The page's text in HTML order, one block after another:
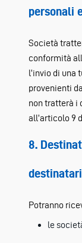
personali
Società
conformità
l’invio di una
provenienti
non tratterà i
all’articolo 9
8.
Potranno
le